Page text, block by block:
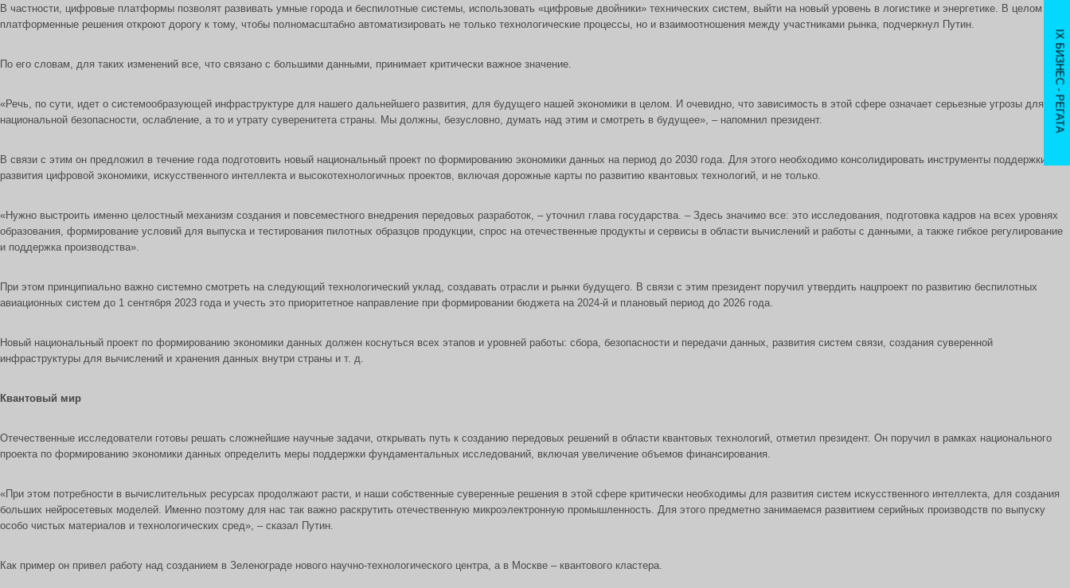
В частности, цифровые платформы позволят развивать умные города и беспилотные системы, использовать «цифровые двойники» технических систем, выйти на новый уровень в логистике и энергетике. В целом
платформенные решения откроют дорогу к тому, чтобы полномасштабно автоматизировать не только технологические процессы, но и взаимоотношения между участниками рынка, подчеркнул Путин.
По его словам, для таких изменений все, что связано с большими данными, принимает критически важное значение.
«Речь, по сути, идет о системообразующей инфраструктуре для нашего дальнейшего развития, для будущего нашей экономики в целом. И очевидно, что зависимость в этой сфере означает серьезные угрозы для
национальной безопасности, ослабление, а то и утрату суверенитета страны. Мы должны, безусловно, думать над этим и смотреть в будущее», – напомнил президент.
В связи с этим он предложил в течение года подготовить новый национальный проект по формированию экономики данных на период до 2030 года. Для этого необходимо консолидировать инструменты поддержки
развития цифровой экономики, искусственного интеллекта и высокотехнологичных проектов, включая дорожные карты по развитию квантовых технологий, и не только.
«Нужно выстроить именно целостный механизм создания и повсеместного внедрения передовых разработок, – уточнил глава государства. – Здесь значимо все: это исследования, подготовка кадров на всех уровнях
образования, формирование условий для выпуска и тестирования пилотных образцов продукции, спрос на отечественные продукты и сервисы в области вычислений и работы с данными, а также гибкое регулирование
и поддержка производства».
При этом принципиально важно системно смотреть на следующий технологический уклад, создавать отрасли и рынки будущего. В связи с этим президент поручил утвердить нацпроект по развитию беспилотных
авиационных систем до 1 сентября 2023 года и учесть это приоритетное направление при формировании бюджета на 2024-й и плановый период до 2026 года.
Новый национальный проект по формированию экономики данных должен коснуться всех этапов и уровней работы: сбора, безопасности и передачи данных, развития систем связи, создания суверенной
инфраструктуры для вычислений и хранения данных внутри страны и т. д.
Квантовый мир
Отечественные исследователи готовы решать сложнейшие научные задачи, открывать путь к созданию передовых решений в области квантовых технологий, отметил президент. Он поручил в рамках национального
проекта по формированию экономики данных определить меры поддержки фундаментальных исследований, включая увеличение объемов финансирования.
«При этом потребности в вычислительных ресурсах продолжают расти, и наши собственные суверенные решения в этой сфере критически необходимы для развития систем искусственного интеллекта, для создания
больших нейросетевых моделей. Именно поэтому для нас так важно раскрутить отечественную микроэлектронную промышленность. Для этого предметно занимаемся развитием серийных производств по выпуску
особо чистых материалов и технологических сред», – сказал Путин.
Как пример он привел работу над созданием в Зеленограде нового научно-технологического центра, а в Москве – квантового кластера.
IX БИЗНЕС - РЕГАТА